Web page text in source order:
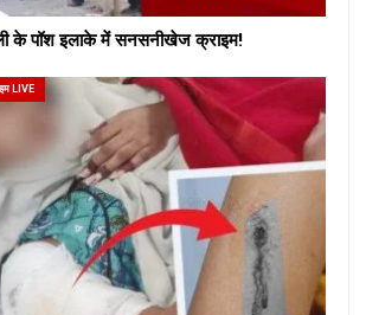
के पॉश इलाके में सनसनीखेज क्राइम!
LIVE